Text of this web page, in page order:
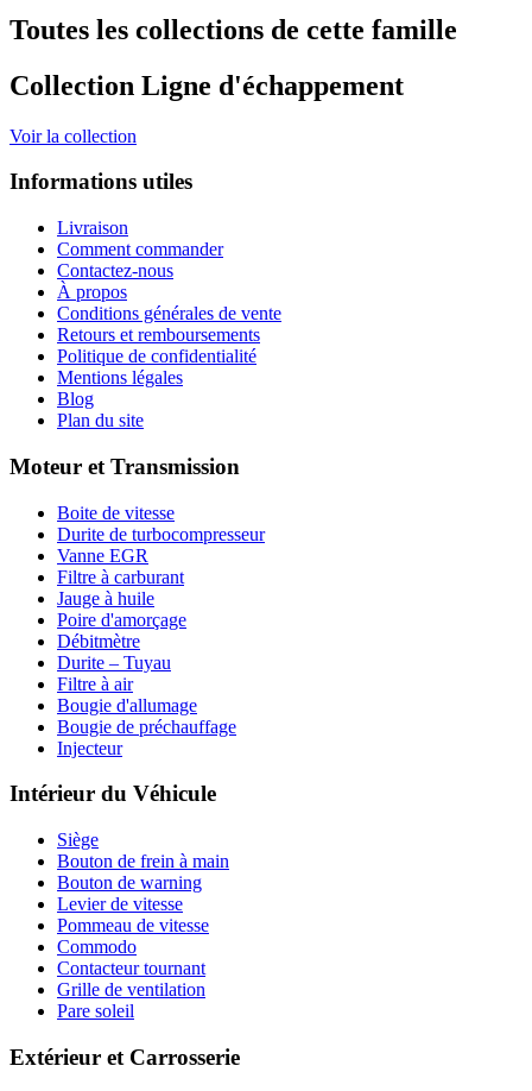
Toutes les collections de cette famille
Collection Ligne d'échappement
Voir la collection
Informations utiles
Livraison
Comment commander
Contactez-nous
À propos
Conditions générales de vente
Retours et remboursements
Politique de confidentialité
Mentions légales
Blog
Plan du site
Moteur et Transmission
Boite de vitesse
Durite de turbocompresseur
Vanne EGR
Filtre à carburant
Jauge à huile
Poire d'amorçage
Débitmètre
Durite – Tuyau
Filtre à air
Bougie d'allumage
Bougie de préchauffage
Injecteur
Intérieur du Véhicule
Siège
Bouton de frein à main
Bouton de warning
Levier de vitesse
Pommeau de vitesse
Commodo
Contacteur tournant
Grille de ventilation
Pare soleil
Extérieur et Carrosserie